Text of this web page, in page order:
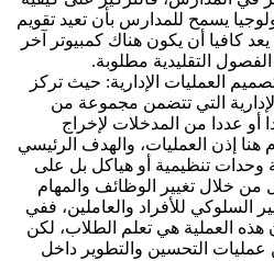
يسمح للمدارس بأن تعيد تقويم
كافيا أن يكون هناك كمبيوتر آخر
التقليدية مطلوبة.
العمليات الإدارية: حيث تركز
التي تتضمن مجموعة من
أو عددا من المدخلات لإخراج
إذن العمليات، والهدف الرئيسي
وحدات تنظيمية أو هياكل بل على
من خلال تغيير الوظائف والمهام
السلوكي للأفراد والعاملين، ففي
العملية هي تعلم الطلاب، لكن
التحسين والتطوير داخل